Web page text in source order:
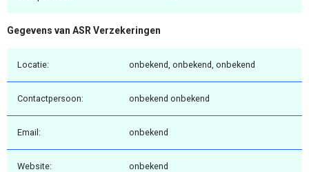
Gegevens van ASR Verzekeringen
Locatie: onbekend, onbekend, onbekend
Contactpersoon: onbekend onbekend
Email: onbekend
Website: onbekend